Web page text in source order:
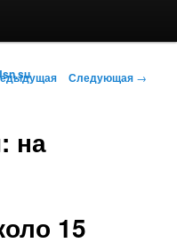
по записямСледующая →
на
15